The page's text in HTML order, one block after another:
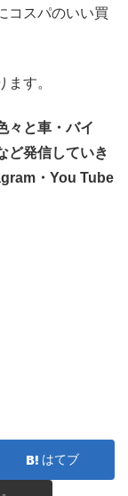
コスパのいい買
す。
々と車・バイ
ど発信していき
・You Tube
はてブ